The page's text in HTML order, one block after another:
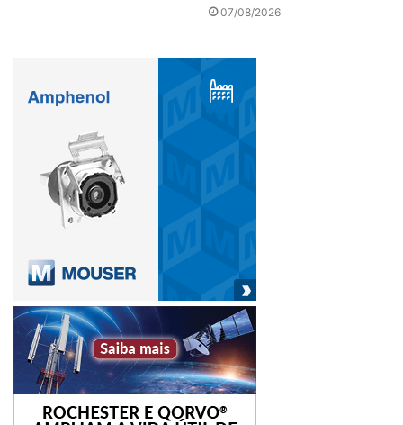
países membros, nomeadamente Argentina, Brasil,
Guedes acredita que os países precisam ter uma melhor
conectividade e trazer a iniciativa privada e entidades de
classe para “sentar à mesa”, firmando acordos, como
regras de pesos e dimensões, infraestrutura e regras
aduaneiras.
nas fronteiras, a burocracia, a ineficiência e as exigências.
Sem mudar isso, é impossível pensar em melhorar as
operações de comércio internacional. Mas isso não
depende só do Brasil, é necessário um compromisso
mútuo e esforços coordenados entre os envolvidos para
promover a integração e desenvolver uma infraestrutura
logística melhor”, finaliza o executivo.
07/08/2026